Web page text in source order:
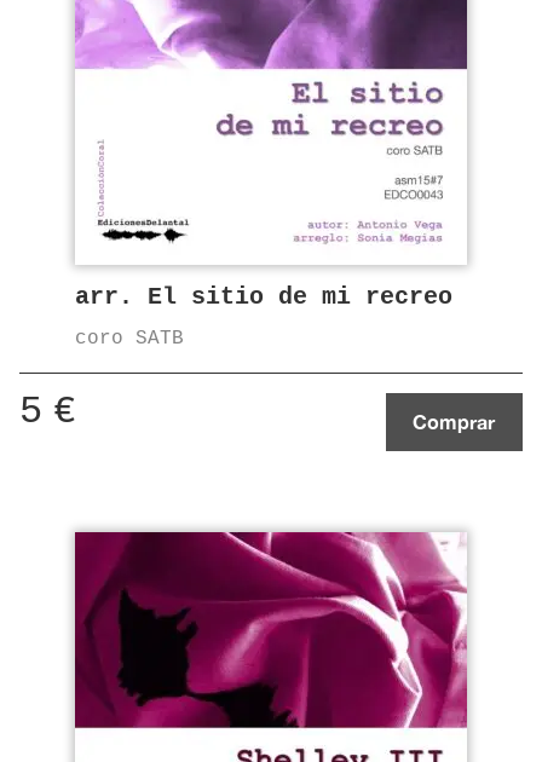
arr. El sitio de mi recreo
coro SATB
5 € Comprar